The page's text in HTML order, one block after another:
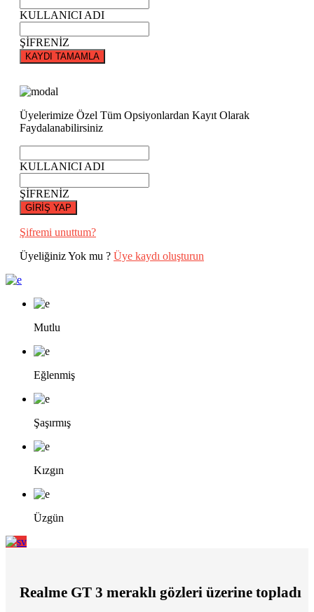
KULLANICI ADI
ŞİFRENİZ
KAYDI TAMAMLA
Üyelerimize Özel Tüm Opsiyonlardan Kayıt Olarak
Faydalanabilirsiniz
KULLANICI ADI
ŞİFRENİZ
GİRİŞ YAP
Şifremi unuttum?
Üyeliğiniz Yok mu ? Üye kaydı oluşturun
Mutlu
Eğlenmiş
Şaşırmış
Kızgın
Üzgün
Realme GT 3 meraklı gözleri üzerine topladı